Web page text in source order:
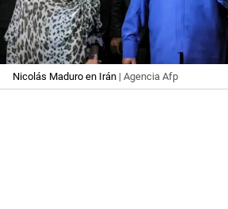
Nicolás Maduro en Irán | Agencia Afp